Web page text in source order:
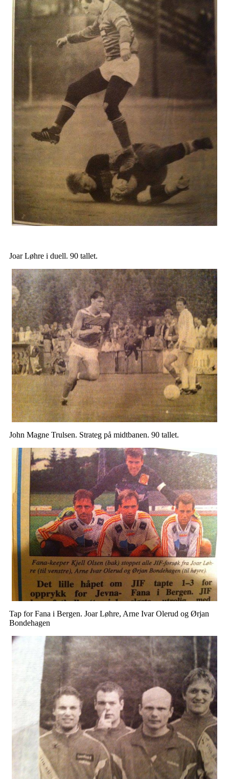
Joar Løhre i duell. 90 tallet.
John Magne Trulsen. Strateg på midtbanen. 90 tallet.
Tap for Fana i Bergen. Joar Løhre, Arne Ivar Olerud og Ørjan
Bondehagen